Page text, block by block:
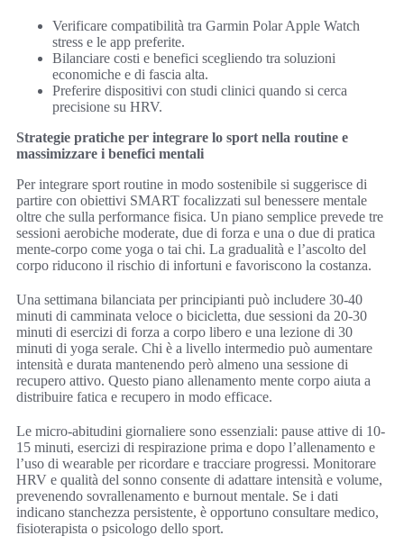
Verificare compatibilità tra Garmin Polar Apple Watch
stress e le app preferite.
Bilanciare costi e benefici scegliendo tra soluzioni
economiche e di fascia alta.
Preferire dispositivi con studi clinici quando si cerca
precisione su HRV.
Strategie pratiche per integrare lo sport nella routine e
massimizzare i benefici mentali
Per integrare sport routine in modo sostenibile si suggerisce di
partire con obiettivi SMART focalizzati sul benessere mentale
oltre che sulla performance fisica. Un piano semplice prevede tre
sessioni aerobiche moderate, due di forza e una o due di pratica
mente-corpo come yoga o tai chi. La gradualità e l’ascolto del
corpo riducono il rischio di infortuni e favoriscono la costanza.
Una settimana bilanciata per principianti può includere 30-40
minuti di camminata veloce o bicicletta, due sessioni da 20-30
minuti di esercizi di forza a corpo libero e una lezione di 30
minuti di yoga serale. Chi è a livello intermedio può aumentare
intensità e durata mantenendo però almeno una sessione di
recupero attivo. Questo piano allenamento mente corpo aiuta a
distribuire fatica e recupero in modo efficace.
Le micro-abitudini giornaliere sono essenziali: pause attive di 10-
15 minuti, esercizi di respirazione prima e dopo l’allenamento e
l’uso di wearable per ricordare e tracciare progressi. Monitorare
HRV e qualità del sonno consente di adattare intensità e volume,
prevenendo sovrallenamento e burnout mentale. Se i dati
indicano stanchezza persistente, è opportuno consultare medico,
fisioterapista o psicologo dello sport.